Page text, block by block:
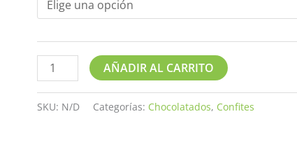
AÑADIR AL CARRITO
SKU: N/D Categorías: Chocolatados, Confites